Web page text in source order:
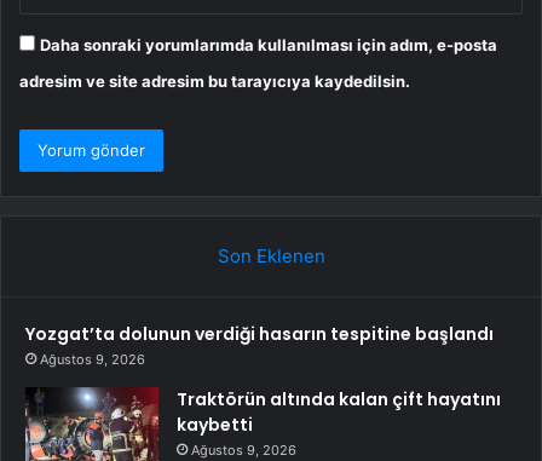
Daha sonraki yorumlarımda kullanılması için adım, e-posta
adresim ve site adresim bu tarayıcıya kaydedilsin.
Son Eklenen
Yozgat’ta dolunun verdiği hasarın tespitine başlandı
Ağustos 9, 2026
Traktörün altında kalan çift hayatını
kaybetti
Ağustos 9, 2026